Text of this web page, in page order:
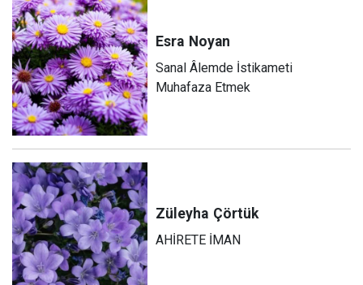
Esra Noyan
Sanal Âlemde İstikameti
Muhafaza Etmek
Züleyha Çörtük
AHİRETE İMAN